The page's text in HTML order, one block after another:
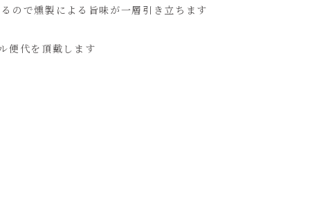
ので燻製による旨味が一層引き立ちます
便代を頂戴します